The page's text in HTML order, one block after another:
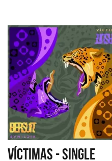
VÍCTIMAS - SINGLE